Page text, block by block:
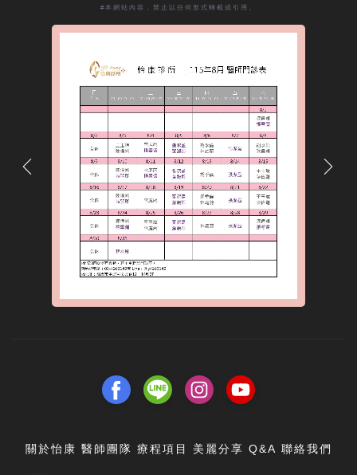
#本網站內容，禁止以任何形式轉載或引用。
關於怡康 醫師團隊 療程項目 美麗分享 Q&A 聯絡我們